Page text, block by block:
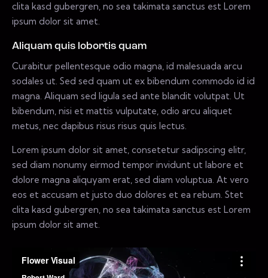
clita kasd gubergren, no sea takimata sanctus est Lorem
ipsum dolor sit amet.
Aliquam quis lobortis quam
Curabitur pellentesque odio magna, id malesuada arcu
sodales ut. Sed sed quam ut ex bibendum commodo id id
magna. Aliquam sed ligula sed ante blandit volutpat. Ut
bibendum, nisi et mattis vulputate, odio arcu aliquet
metus, nec dapibus risus risus quis lectus.
Lorem ipsum dolor sit amet, consetetur sadipscing elitr,
sed diam nonumy eirmod tempor invidunt ut labore et
dolore magna aliquyam erat, sed diam voluptua. At vero
eos et accusam et justo duo dolores et ea rebum. Stet
clita kasd gubergren, no sea takimata sanctus est Lorem
ipsum dolor sit amet.